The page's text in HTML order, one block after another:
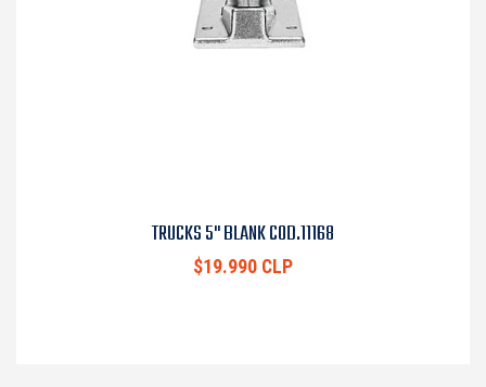
TRUCKS 5" BLANK COD.11168
$19.990 CLP